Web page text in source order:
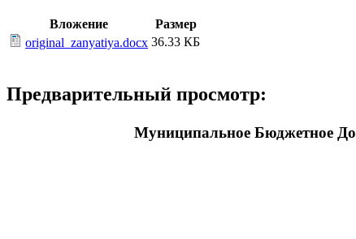
Вложение
Размер
original_zanyatiya.docx 36.33 КБ
Предварительный просмотр:
Муниципальное Бюджетное